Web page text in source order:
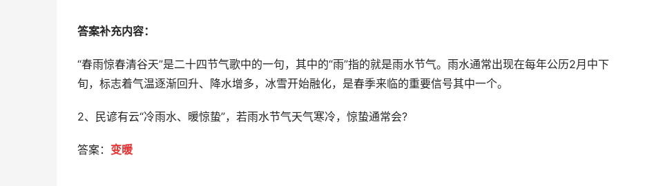
答案补充内容：
“春雨惊春清谷天”是二十四节气歌中的一句，其中的“雨”指的就是雨水节气。雨水通常出现在每年公历2月中下
旬，标志着气温逐渐回升、降水增多，冰雪开始融化，是春季来临的重要信号其中一个。
2、民谚有云“冷雨水、暖惊蛰”，若雨水节气天气寒冷，惊蛰通常会?
答案： 变暖